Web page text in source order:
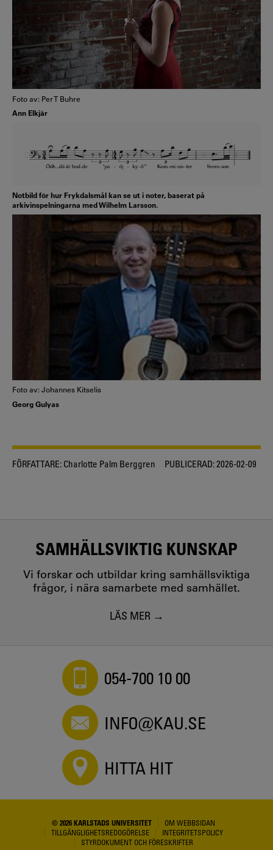
Foto av: Per T Buhre
Ann Elkjär
Notbild för hur Frykdalsmål kan se ut i noter, baserat på
arkivinspelningarna med Wilhelm Larsson.
Foto av: Johannes Kitselis
Georg Gulyas
FÖRFATTARE: Charlotte Palm Berggren PUBLICERAD:2026-02-09
SAMHÄLLSVIKTIG KUNSKAP
Vi forskar och utbildar kring samhällsviktiga
frågor, i nära samarbete med samhället.
LÄS MER
054-700 10 00
INFO@KAU.SE
HITTA HIT
© 2026 KARLSTADS UNIVERSITET
OM WEBBSIDAN
TILLGÄNGLIGHETSREDOGÖRELSE
INTEGRITETSPOLICY
STYRDOKUMENT OCH FÖRESKRIFTER